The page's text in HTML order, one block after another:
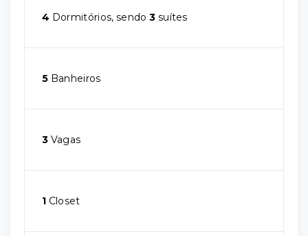
4 Dormitórios, sendo3 suítes
5 Banheiros
3 Vagas
1 Closet